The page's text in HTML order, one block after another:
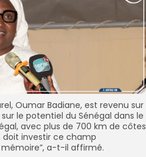
Oumar Badiane, est revenu sur
le potentiel du Sénégal dans le
avec plus de 700 km de côtes
doit investir ce champ
a-t-il affirmé.